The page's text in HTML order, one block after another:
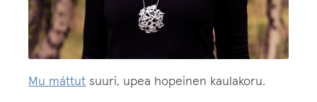
Mu máttut suuri, upea hopeinen kaulakoru.